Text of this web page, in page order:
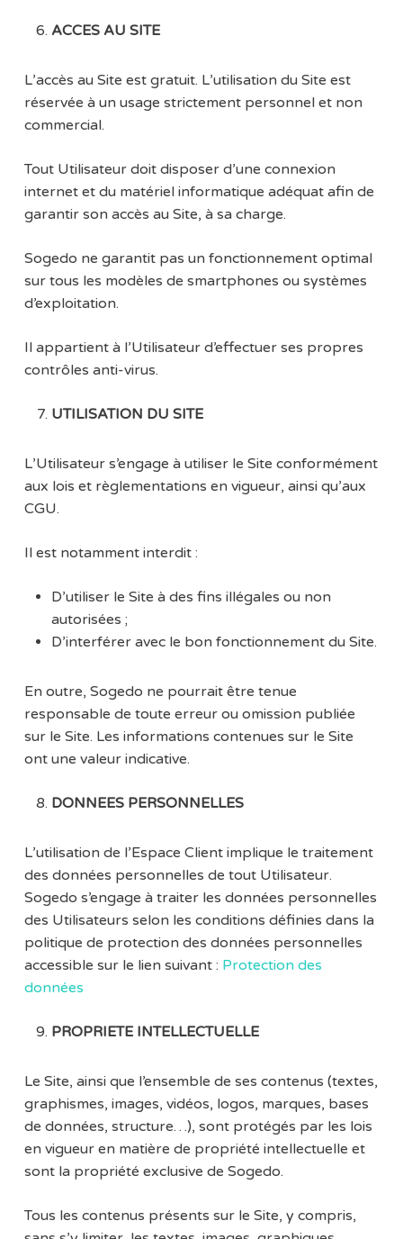
ACCES AU SITE
L’accès au Site est gratuit. L’utilisation du Site est
réservée à un usage strictement personnel et non
commercial.
Tout Utilisateur doit disposer d’une connexion
internet et du matériel informatique adéquat afin de
garantir son accès au Site, à sa charge.
Sogedo ne garantit pas un fonctionnement optimal
sur tous les modèles de smartphones ou systèmes
d’exploitation.
Il appartient à l’Utilisateur d’effectuer ses propres
contrôles anti-virus.
UTILISATION DU SITE
L’Utilisateur s’engage à utiliser le Site conformément
aux lois et règlementations en vigueur, ainsi qu’aux
CGU.
Il est notamment interdit :
D’utiliser le Site à des fins illégales ou non
autorisées ;
D’interférer avec le bon fonctionnement du Site.
En outre, Sogedo ne pourrait être tenue
responsable de toute erreur ou omission publiée
sur le Site. Les informations contenues sur le Site
ont une valeur indicative.
DONNEES PERSONNELLES
L’utilisation de l’Espace Client implique le traitement
des données personnelles de tout Utilisateur.
Sogedo s’engage à traiter les données personnelles
des Utilisateurs selon les conditions définies dans la
politique de protection des données personnelles
accessible sur le lien suivant : Protection des
données
PROPRIETE INTELLECTUELLE
Le Site, ainsi que l’ensemble de ses contenus (textes,
graphismes, images, vidéos, logos, marques, bases
de données, structure…), sont protégés par les lois
en vigueur en matière de propriété intellectuelle et
sont la propriété exclusive de Sogedo.
Tous les contenus présents sur le Site, y compris,